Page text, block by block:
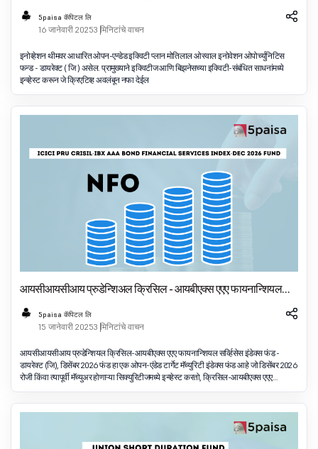
तपशील
5paisa कॅपिटल लि
16 जानेवारी 20253 मिनिटांचे वाचन
इनोव्हेशन थीमवर आधारित ओपन-एन्डेड इक्विटी प्लान मोतिलाल ओस्वाल इनोवेशन ओपोर्च्युनिटिस
फन्ड - डायरेक्ट ( जि ) असेल. प्रामुख्याने इक्विटीज आणि बिझनेसच्या इक्विटी-संबंधित साधनांमध्ये
इन्व्हेस्ट करून जे क्रिएटिव्ह अवलंबून नफा देईल
आयसीआयसीआय प्रुडेन्शिअल क्रिसिल - आयबीएक्स एएए फायनान्शियल
सर्व्हिसेस इंडेक्स फंड - डायरेक्ट ( जि): एनएफओ तपशील
5paisa कॅपिटल लि
15 जानेवारी 20253 मिनिटांचे वाचन
आयसीआयसीआय प्रुडेन्शियल क्रिसिल-आयबीएक्स एएए फायनान्शियल सर्व्हिसेस इंडेक्स फंड -
डायरेक्ट (जि), डिसेंबर 2026 फंड हा एक ओपन-एंडेड टार्गेट मॅच्युरिटी इंडेक्स फंड आहे जो डिसेंबर 2026
रोजी किंवा त्यापूर्वी मॅच्युअर होणाऱ्या सिक्युरिटीजमध्ये इन्व्हेस्ट करतो, क्रिसिल-आयबीएक्स एएए